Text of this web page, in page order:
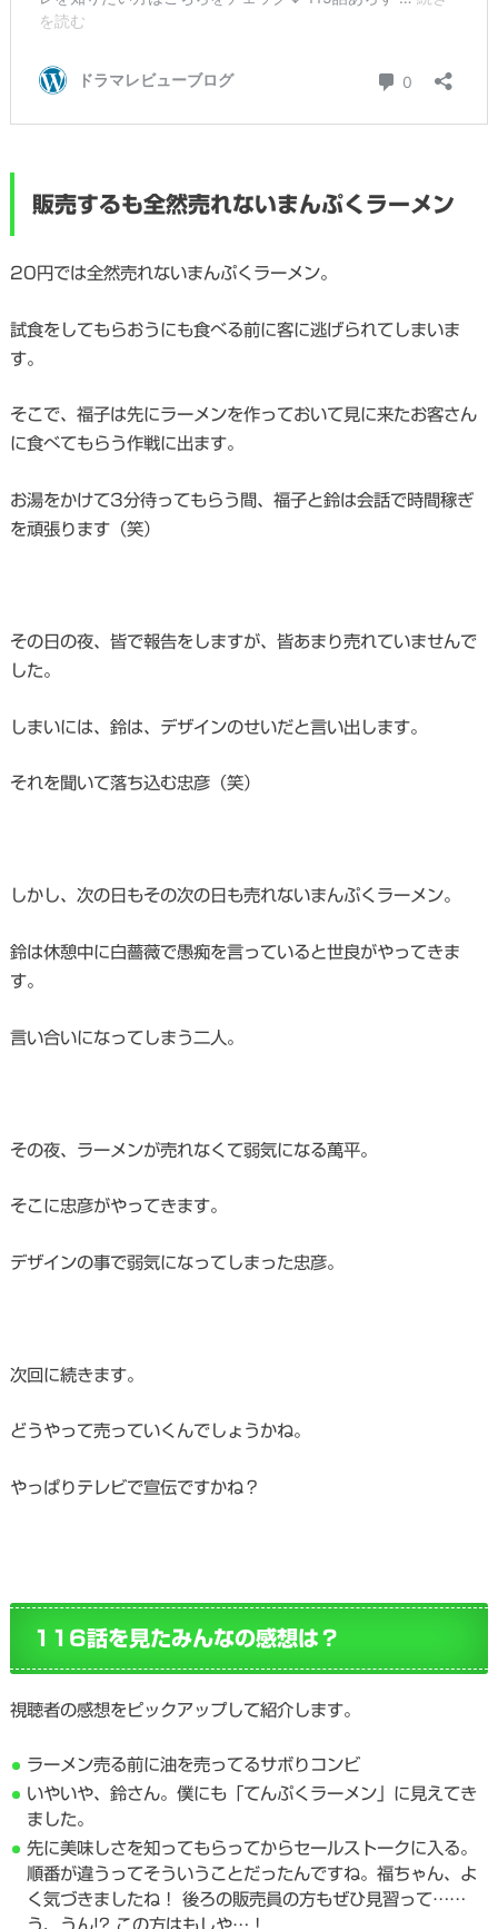
販売するも全然売れないまんぷくラーメン
20円では全然売れないまんぷくラーメン。
試食をしてもらおうにも食べる前に客に逃げられてしまいま
す。
そこで、福子は先にラーメンを作っておいて見に来たお客さん
に食べてもらう作戦に出ます。
お湯をかけて3分待ってもらう間、福子と鈴は会話で時間稼ぎ
を頑張ります（笑）
その日の夜、皆で報告をしますが、皆あまり売れていませんで
した。
しまいには、鈴は、デザインのせいだと言い出します。
それを聞いて落ち込む忠彦（笑）
しかし、次の日もその次の日も売れないまんぷくラーメン。
鈴は休憩中に白薔薇で愚痴を言っていると世良がやってきま
す。
言い合いになってしまう二人。
その夜、ラーメンが売れなくて弱気になる萬平。
そこに忠彦がやってきます。
デザインの事で弱気になってしまった忠彦。
次回に続きます。
どうやって売っていくんでしょうかね。
やっぱりテレビで宣伝ですかね？
116話を見たみんなの感想は？
視聴者の感想をピックアップして紹介します。
ラーメン売る前に油を売ってるサボりコンビ
いやいや、鈴さん。僕にも「てんぷくラーメン」に見えてき
ました。
先に美味しさを知ってもらってからセールストークに入る。
順番が違うってそういうことだったんですね。福ちゃん、よ
く気づきましたね！ 後ろの販売員の方もぜひ見習って……
う、うん!? この方はもしや…！